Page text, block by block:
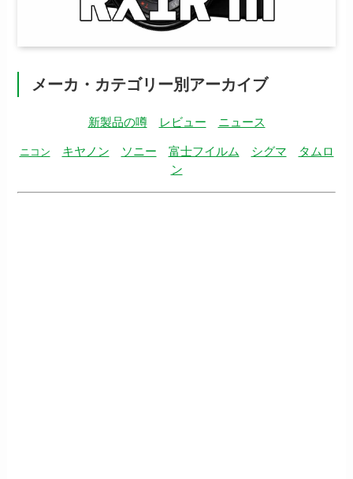
メーカ・カテゴリー別アーカイブ
新製品の噂 レビュー ニュース
ニコン キヤノン ソニー 富士フイルム シグマ
タムロ
ン